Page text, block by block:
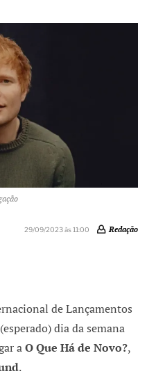
29/09/2023 às 11:00 Redação
de Lançamentos
dia da semana
aO Que Há de Novo?,
.